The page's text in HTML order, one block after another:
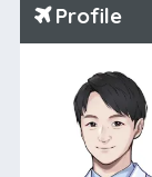
Profile